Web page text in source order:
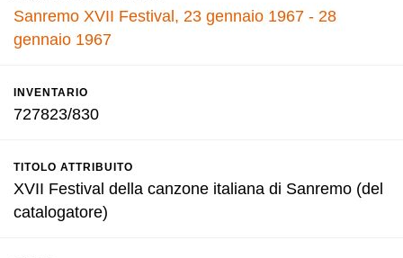
Sanremo XVII Festival, 23 gennaio 1967 - 28
gennaio 1967
INVENTARIO
727823/830
TITOLO ATTRIBUITO
XVII Festival della canzone italiana di Sanremo (del
catalogatore)